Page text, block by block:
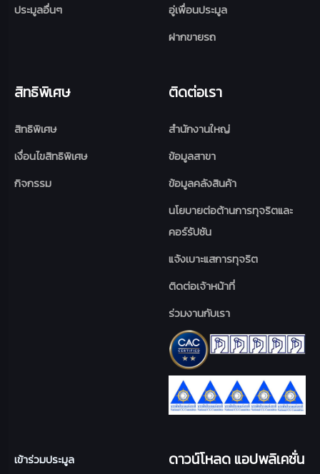
ประมูลอื่นๆ
อู่เพื่อนประมูล
ฝากขายรถ
สิทธิพิเศษ
สิทธิพิเศษ
เงื่อนไขสิทธิพิเศษ
กิจกรรม
ติดต่อเรา
สำนักงานใหญ่
ข้อมูลสาขา
ข้อมูลคลังสินค้า
นโยบายต่อต้านการทุจริตและ
คอร์รัปชัน
แจ้งเบาะแสการทุจริต
ติดต่อเจ้าหน้าที่
ร่วมงานกับเรา
เข้าร่วมประมูล ดาวน์โหลด แอปพลิเคชั่น